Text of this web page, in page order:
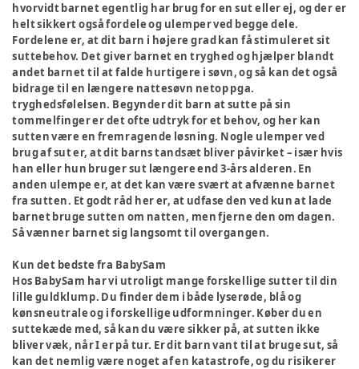
hvorvidt barnet egentlig har brug for en sut eller ej, og der er
helt sikkert også fordele og ulemper ved begge dele.
Fordelene er, at dit barn i højere grad kan få stimuleret sit
suttebehov. Det giver barnet en tryghed og hjælper blandt
andet barnet til at falde hurtigere i søvn, og så kan det også
bidrage til en længere nattesøvn netop pga.
tryghedsfølelsen. Begynder dit barn at sutte på sin
tommelfinger er det ofte udtryk for et behov, og her kan
sutten være en fremragende løsning. Nogle ulemper ved
brug af sut er, at dit barns tandsæt bliver påvirket – især hvis
han eller hun bruger sut længere end 3-års alderen. En
anden ulempe er, at det kan være svært at afvænne barnet
fra sutten. Et godt råd her er, at udfase den ved kun at lade
barnet bruge sutten om natten, men fjerne den om dagen.
Så vænner barnet sig langsomt til overgangen.
Kun det bedste fra BabySam
Hos BabySam har vi utroligt mange forskellige sutter til din
lille guldklump. Du finder dem i både lyserøde, blå og
kønsneutrale og i forskellige udformninger. Køber du en
suttekæde med, så kan du være sikker på, at sutten ikke
bliver væk, når I er på tur. Er dit barn vant til at bruge sut, så
kan det nemlig være noget af en katastrofe, og du risikerer